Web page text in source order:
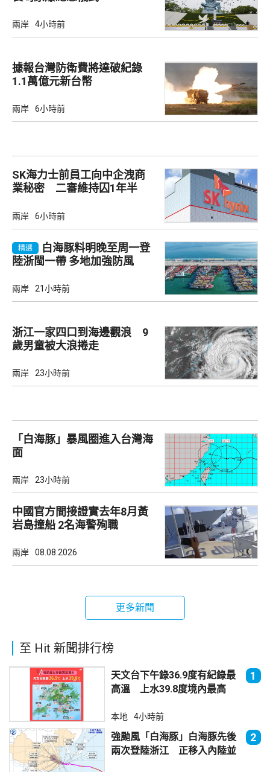
兩岸 4小時前
據報台灣防衛費將達破紀錄
1.1萬億元新台幣
兩岸 6小時前
SK海力士前員工向中企洩商
業秘密 二審維持囚1年半
兩岸 6小時前
精選
白海豚料明晚至周一登
陸浙閩一帶 多地加強防風
兩岸 21小時前
浙江一家四口到海邊觀浪 9
歲男童被大浪捲走
兩岸 23小時前
「白海豚」暴風圈進入台灣海
面
兩岸 23小時前
中國官方間接證實去年8月黃
岩島撞船 2名海警殉職
兩岸 08.08.2026
更多新聞
至 Hit 新聞排行榜
天文台下午錄36.9度有紀錄最
高溫 上水39.8度境內最高
1
本地 4小時前
強颱風「白海豚」白海豚先後
兩次登陸浙江 正移入內陸並
2